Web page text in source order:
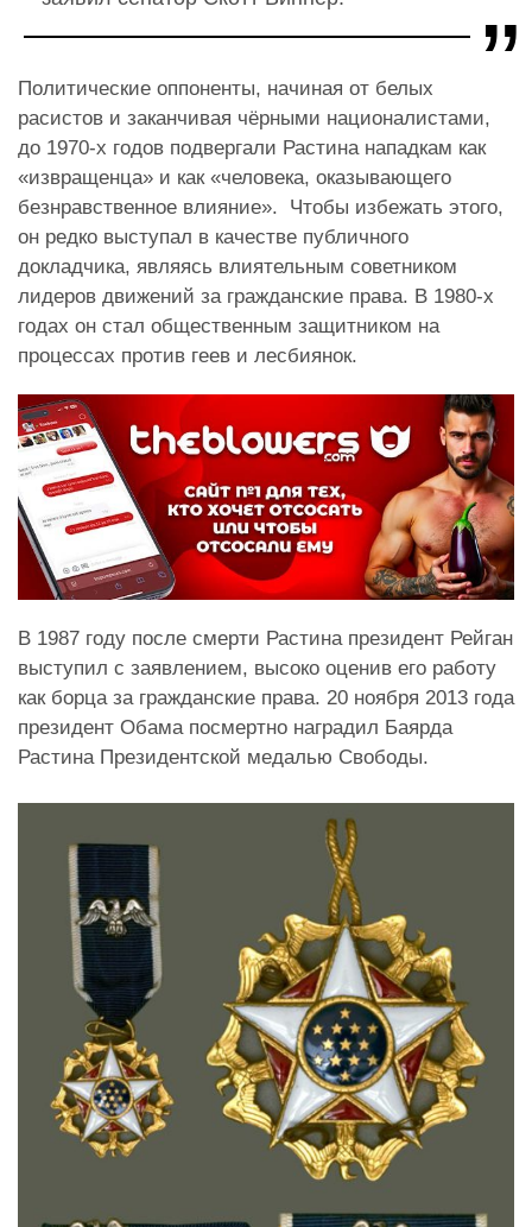
Политические оппоненты, начиная от белых
расистов и заканчивая чёрными националистами,
до 1970-х годов подвергали Растина нападкам как
«извращенца» и как «человека, оказывающего
безнравственное влияние». Чтобы избежать этого,
он редко выступал в качестве публичного
докладчика, являясь влиятельным советником
лидеров движений за гражданские права. В 1980-х
годах он стал общественным защитником на
процессах против геев и лесбиянок.
В 1987 году после смерти Растина президент Рейган
выступил с заявлением, высоко оценив его работу
как борца за гражданские права. 20 ноября 2013 года
президент Обама посмертно наградил Баярда
Растина Президентской медалью Свободы.